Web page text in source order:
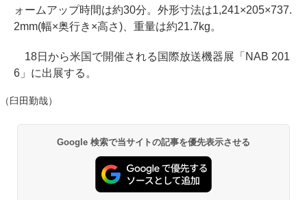
ォームアップ時間は約30分。外形寸法は1,241×205×737.
2mm(幅×奥行き×高さ)、重量は約21.7kg。
18日から米国で開催される国際放送機器展「NAB 201
6」に出展する。
（臼田勤哉）
Google 検索で当サイトの記事を優先表示させる